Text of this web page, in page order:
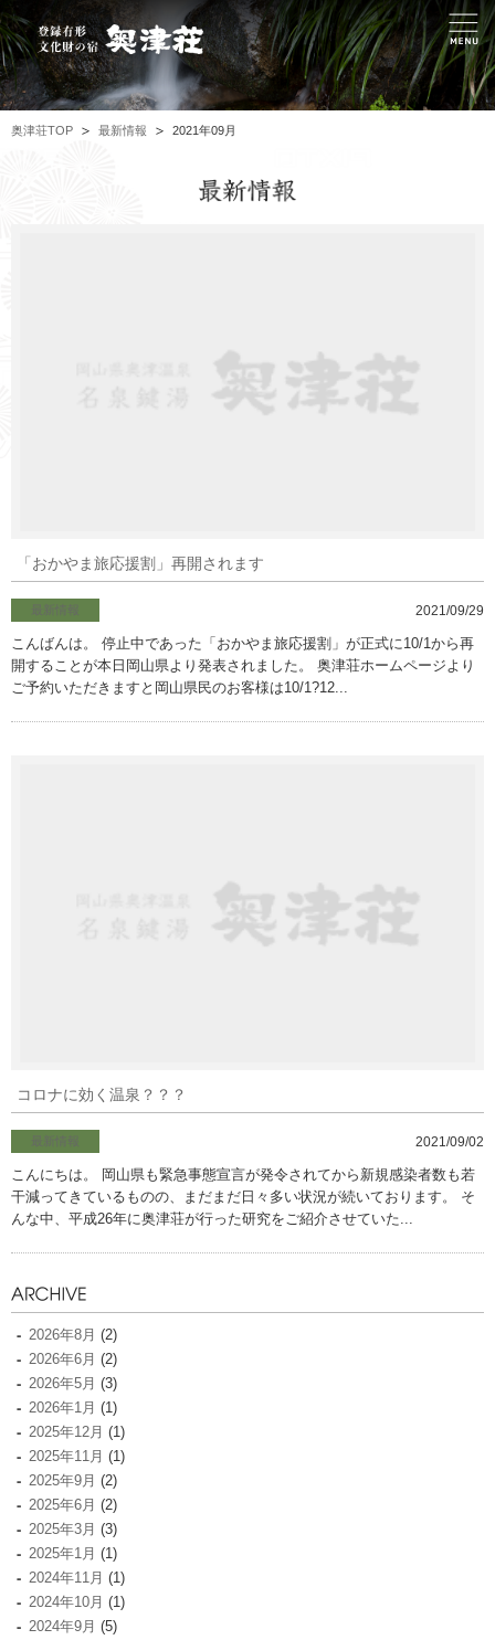
奥津荘TOP 最新情報 2021年09月
「おかやま旅応援割」再開されます
2021/09/29
こんばんは。 停止中であった「おかやま旅応援割」が正式に10/1から再
開することが本日岡山県より発表されました。 奥津荘ホームページより
ご予約いただきますと岡山県民のお客様は10/1?12...
コロナに効く温泉？？？
2021/09/02
こんにちは。 岡山県も緊急事態宣言が発令されてから新規感染者数も若
干減ってきているものの、まだまだ日々多い状況が続いております。 そ
んな中、平成26年に奥津荘が行った研究をご紹介させていた...
2026年8月 (2)
2026年6月 (2)
2026年5月 (3)
2026年1月 (1)
2025年12月 (1)
2025年11月 (1)
2025年9月 (2)
2025年6月 (2)
2025年3月 (3)
2025年1月 (1)
2024年11月 (1)
2024年10月 (1)
2024年9月 (5)